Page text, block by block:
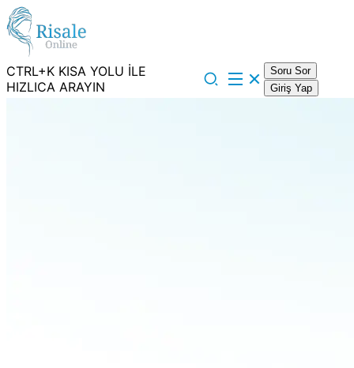
CTRL+K KISA YOLU İLE
HIZLICA ARAYIN
Soru Sor
Giriş Yap